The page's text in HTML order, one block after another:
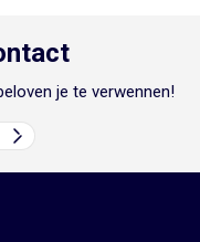
je te verwennen!